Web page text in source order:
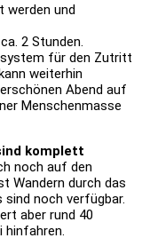
werden und
2 Stunden.
für den Zutritt
weiterhin
Abend auf
Menschenmasse
komplett
noch auf den
Wandern durch das
noch verfügbar.
aber rund 40
hinfahren.